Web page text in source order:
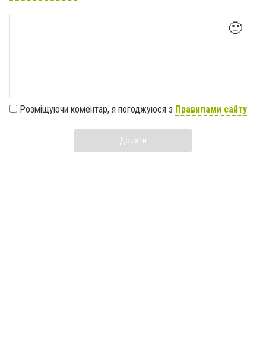
🙂
Розміщуючи коментар, я погоджуюся з Правилами сайту
Додати